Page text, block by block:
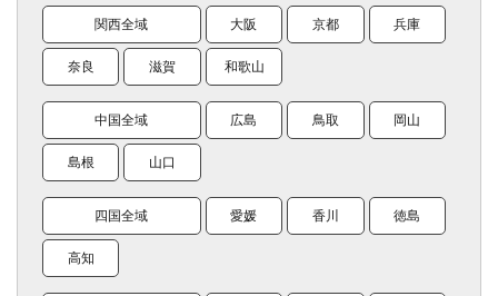
関西全域 大阪 京都 兵庫
奈良 滋賀 和歌山
中国全域 広島 鳥取 岡山
島根 山口
四国全域 愛媛 香川 徳島
高知